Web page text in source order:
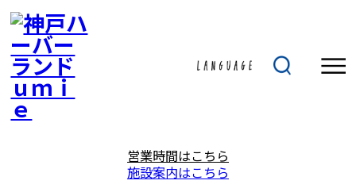
営業時間はこちら
施設案内はこちら